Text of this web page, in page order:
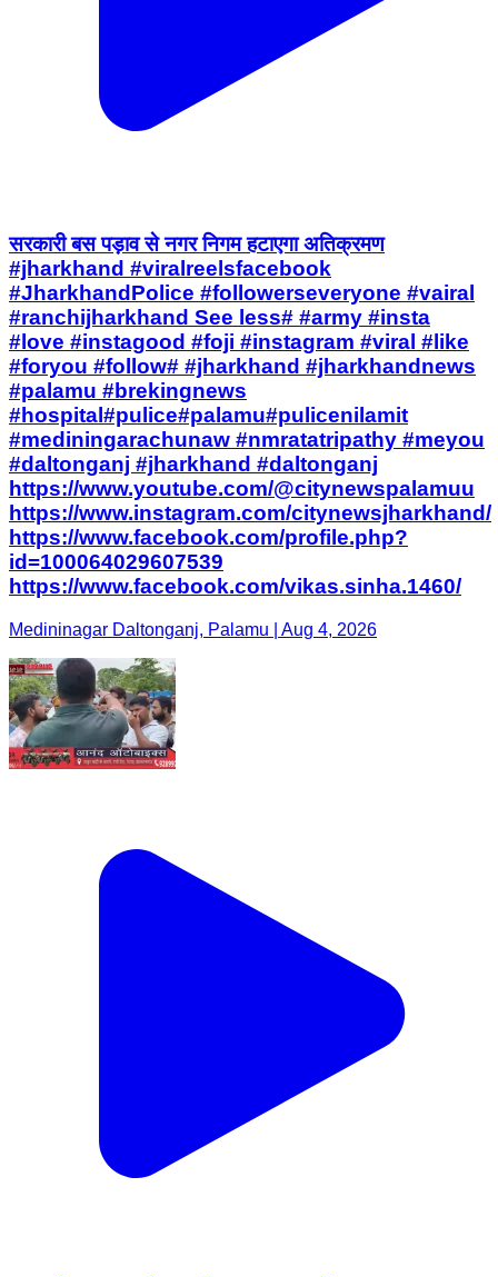
सरकारी बस पड़ाव से नगर निगम हटाएगा अतिक्रमण
#jharkhand #viralreelsfacebook
#JharkhandPolice #followerseveryone #vairal
#ranchijharkhand See less# #army #insta
#love #instagood #foji #instagram #viral #like
#foryou #follow# #jharkhand #jharkhandnews
#palamu #brekingnews
#hospital#pulice#palamu#pulicenilamit
#mediningarachunaw #nmratatripathy #meyou
#daltonganj #jharkhand #daltonganj
https://www.youtube.com/@citynewspalamuu
https://www.instagram.com/citynewsjharkhand/
https://www.facebook.com/profile.php?
id=100064029607539
https://www.facebook.com/vikas.sinha.1460/
Medininagar Daltonganj, Palamu | Aug 4, 2026